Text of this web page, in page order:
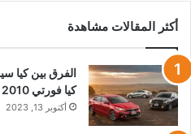
أكثر المقالات مشاهدة
كيا فورتي 2010
أكتوبر 13, 2023